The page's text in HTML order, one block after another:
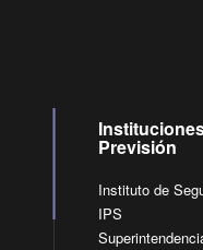
Previsión
Instituto de
IPS